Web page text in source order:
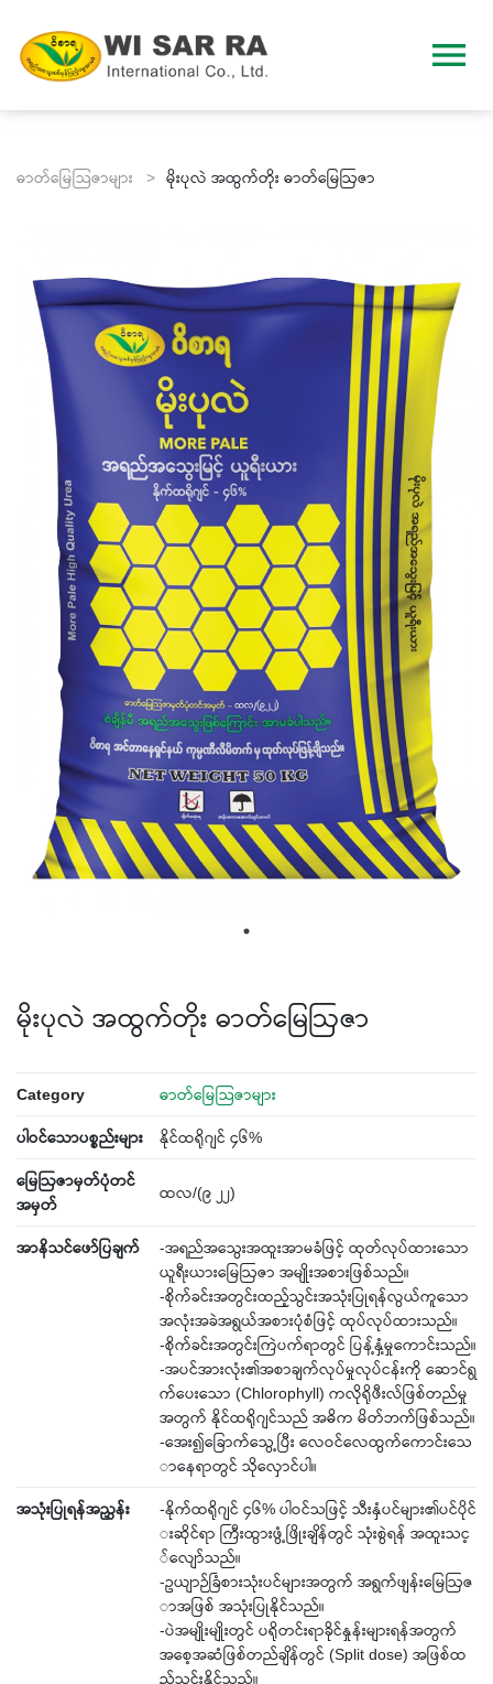
menu
ဓာတ်မြေသြဇာများ > မိုးပုလဲ အထွက်တိုး ဓာတ်‌မြေဩဇာ
မိုးပုလဲ အထွက်တိုး ဓာတ်‌မြေဩဇာ
Category ဓာတ်မြေသြဇာများ
ပါဝင်သောပစ္စည်းများ နိုင်ထရိုဂျင် ၄၆%
‌မြေဩဇာမှတ်ပုံတင်
အမှတ်
ထလ/(၉ ၂၂)
အာနိသင်ဖော်ပြချက်
-အရည်အ‌သွေးအထူးအာမခံဖြင့် ထုတ်လုပ်ထား‌သော
ယူရီးယား‌မြေဩဇာ အမျိုးအစားဖြစ်သည်။
-စိုက်ခင်းအတွင်းထည့်သွင်းအသုံးပြုရန်လွယ်ကူ‌သော
အလုံးအခဲအရွယ်အစားပုံစံဖြင့် ထုပ်လုပ်ထားသည်။
-စိုက်ခင်းအတွင်းကြဲပက်ရာတွင် ပြန့်နှံ့မှု‌ကောင်းသည်။
-အပင်အားလုံး၏အစာချက်လုပ်မှုလုပ်ငန်းကို ‌ဆောင်ရွ
က်‌ပေး‌သော (Chlorophyll) ကလိုရိုဖီးလ်ဖြစ်တည်မှု
အတွက် နိုင်ထရိုဂျင်သည် အဓိက မိတ်ဘက်ဖြစ်သည်။
-‌အေး၍‌ခြောက်‌သွေ့ပြီး ‌လေဝင်‌လေထွက်‌ကောင်း‌သေ
ာ‌နေရာတွင် သို‌လှောင်ပါ။
အသုံးပြုရန်အညွှန်း
-နိုက်ထရိုဂျင် ၄၆% ပါဝင်သဖြင့် သီးနှံပင်များ၏ပင်ပိုင်
းဆိုင်ရာ ကြီးထွားဖွံ့ဖြိုးချိန်တွင် သုံးစွဲရန် အထူးသင့
်‌လျော်သည်။
-ဥယျာဉ်ခြံစားသုံးပင်များအတွက် အရွက်ဖျန်း‌မြေဩဇ
ာအဖြစ် အသုံးပြုနိုင်သည်။
-ပဲအမျိုးမျိုးတွင် ပရိုတင်းရာခိုင်နှုန်းများရန်အတွက်
အ‌စေ့အဆံဖြစ်တည်ချိန်တွင် (Split dose) အဖြစ်ထ
ည့်သွင်းနိုင်သည်။